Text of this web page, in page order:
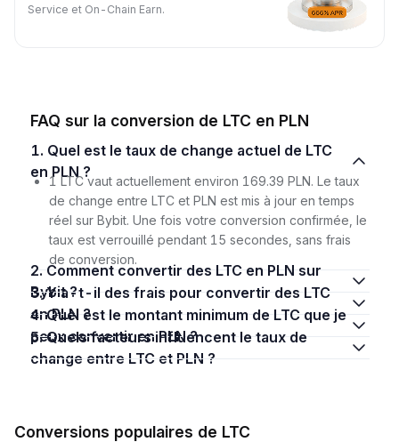
Service et On-Chain Earn.
FAQ sur la conversion de LTC en PLN
1. Quel est le taux de change actuel de LTC
en PLN ?
1 LTC vaut actuellement environ 169.39 PLN. Le taux
de change entre LTC et PLN est mis à jour en temps
réel sur Bybit. Une fois votre conversion confirmée, le
taux est verrouillé pendant 15 secondes, sans frais
de conversion.
2. Comment convertir des LTC en PLN sur
Bybit ?
3. Y a-t-il des frais pour convertir des LTC
en PLN ?
4. Quel est le montant minimum de LTC que je
peux convertir en PLN ?
5. Quels facteurs influencent le taux de
change entre LTC et PLN ?
Conversions populaires de LTC